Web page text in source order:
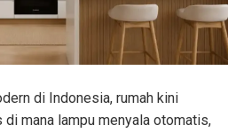
di Indonesia, rumah kini
mana lampu menyala otomatis,